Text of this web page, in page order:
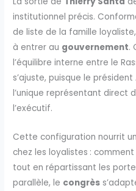
institutionnel précis.
de liste de la famille loyaliste,
à entrer au gouvernement.
l’équilibre interne entre le
s’ajuste, puisque le
l’unique représentant direct
l’exécutif.
Cette configuration nourrit
chez les loyalistes : comment
tout en répartissant les
parallèle, le congrès